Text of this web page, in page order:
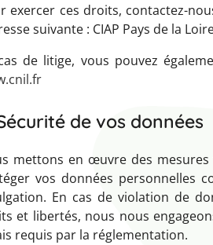
exercer ces droits, contactez-
suivante : CIAP Pays de la
de litige, vous pouvez
de vos données
mettons en œuvre des
vos données personnelles
En cas de violation de
et libertés, nous nous
requis par la réglementation.